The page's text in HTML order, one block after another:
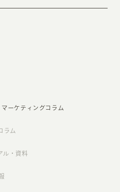
マーケティングコラム
ラム
ル・資料